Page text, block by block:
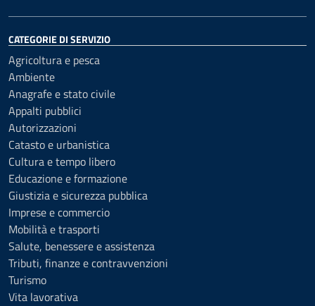
CATEGORIE DI SERVIZIO
Agricoltura e pesca
Ambiente
Anagrafe e stato civile
Appalti pubblici
Autorizzazioni
Catasto e urbanistica
Cultura e tempo libero
Educazione e formazione
Giustizia e sicurezza pubblica
Imprese e commercio
Mobilità e trasporti
Salute, benessere e assistenza
Tributi, finanze e contravvenzioni
Turismo
Vita lavorativa